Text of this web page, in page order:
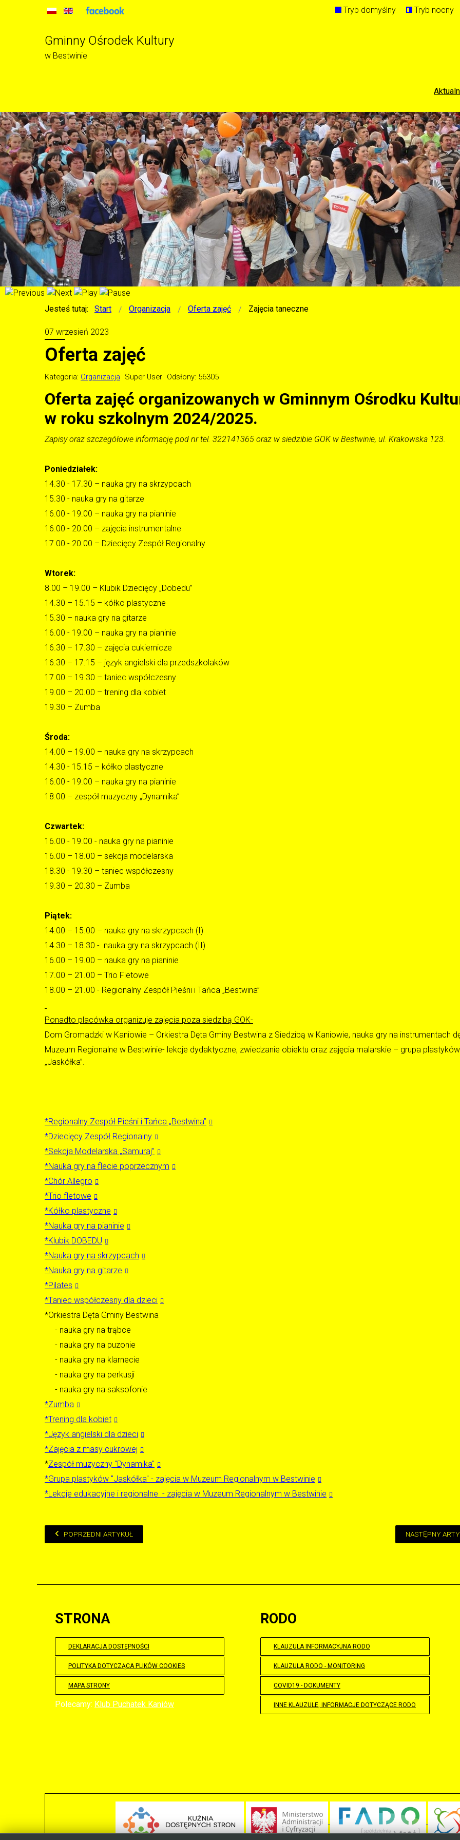
Tryb domyślny Tryb nocny
Gminny Ośrodek Kultury
w Bestwinie
Jesteś tutaj: Start Organizacja Oferta zajęć Zajęcia taneczne
07 wrzesień 2023
Oferta zajęć
Kategoria: Organizacja Super User Odsłony: 56305
Oferta zajęć organizowanych w Gminnym Ośrodku
w roku szkolnym 2024/2025.
Zapisy oraz szczegółowe informację pod nr tel. 322141365 oraz w siedzibie GOK w Bestwinie, ul. Krakowska 123.
Poniedziałek:
14.30 - 17.30 – nauka gry na skrzypcach
15.30 - nauka gry na gitarze
16.00 - 19.00 – nauka gry na pianinie
16.00 - 20.00 – zajęcia instrumentalne
17.00 - 20.00 – Dziecięcy Zespół Regionalny
Wtorek:
8.00 – 19.00 – Klubik Dziecięcy „Dobedu”
14.30 – 15.15 – kółko plastyczne
15.30 – nauka gry na gitarze
16.00 - 19.00 – nauka gry na pianinie
16.30 – 17.30 – zajęcia cukiernicze
16.30 – 17.15 – język angielski dla przedszkolaków
17.00 – 19.30 – taniec współczesny
19.00 – 20.00 – trening dla kobiet
19.30 – Zumba
Środa:
14.00 – 19.00 – nauka gry na skrzypcach
14.30 - 15.15 – kółko plastyczne
16.00 - 19.00 – nauka gry na pianinie
18.00 – zespół muzyczny „Dynamika”
Czwartek:
16.00 - 19.00 - nauka gry na pianinie
16.00 – 18.00 – sekcja modelarska
18.30 - 19.30 – taniec współczesny
19.30 – 20.30 – Zumba
Piątek:
14.00 – 15.00 – nauka gry na skrzypcach (I)
14.30 – 18.30 - nauka gry na skrzypcach (II)
16.00 – 19.00 – nauka gry na pianinie
17.00 – 21.00 – Trio Fletowe
18.00 – 21.00 - Regionalny Zespół Pieśni i Tańca „Bestwina”
Ponadto placówka organizuje zajęcia poza siedzibą GOK-
Dom Gromadzki w Kaniowie – Orkiestra Dęta Gminy Bestwina z Siedzibą w Kaniowie, nauka gry na instrumentach
Muzeum Regionalne w Bestwinie- lekcje dydaktyczne, zwiedzanie obiektu oraz zajęcia malarskie – grupa plastyków
„Jaskółka”.
*Regionalny Zespół Pieśni i Tańca „Bestwina”
*Dziecięcy Zespół Regionalny
*Sekcja Modelarska „Samuraj”
*Nauka gry na flecie poprzecznym
*Chór Allegro
*Trio fletowe
*Kółko plastyczne
*Nauka gry na pianinie
*Klubik DOBEDU
*Nauka gry na skrzypcach
*Nauka gry na gitarze
*Pilates
*Taniec współczesny dla dzieci
*Orkiestra Dęta Gminy Bestwina
- nauka gry na trąbce
- nauka gry na puzonie
- nauka gry na klarnecie
- nauka gry na perkusji
- nauka gry na saksofonie
*Zumba
*Trening dla kobiet
*Język angielski dla dzieci
*Zajęcia z masy cukrowej
*Zespół muzyczny "Dynamika"
*Grupa plastyków "Jaskółka" - zajęcia w Muzeum Regionalnym w Bestwinie
*Lekcje edukacyjne i regionalne - zajęcia w Muzeum Regionalnym w Bestwinie
POPRZEDNI ARTYKUŁ NASTĘPNY
STRONA
DEKLARACJA DOSTĘPNOŚCI
POLITYKA DOTYCZĄCA PLIKÓW COOKIES
MAPA STRONY
Polecamy: Klub Puchatek Kaniów
RODO
KLAUZULA INFORMACYJNA RODO
KLAUZULA RODO - MONITORING
COVID19 - DOKUMENTY
INNE KLAUZULE, INFORMACJE DOTYCZĄCE RODO